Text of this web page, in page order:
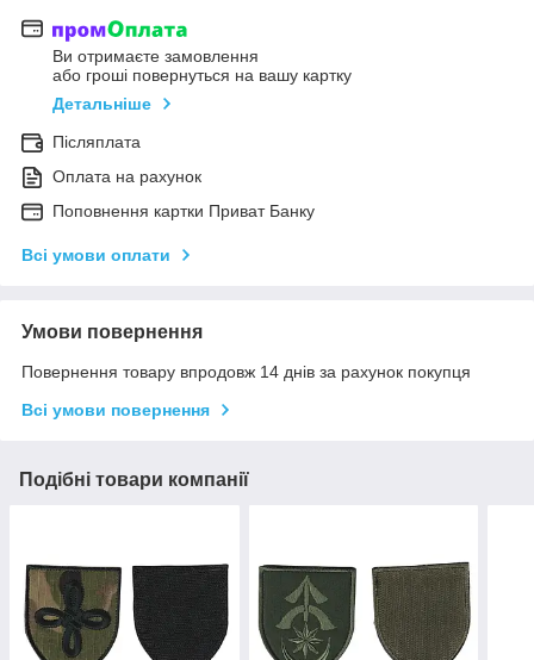
Ви отримаєте замовлення
або гроші повернуться на вашу картку
Детальніше
Післяплата
Оплата на рахунок
Поповнення картки Приват Банку
Всі умови оплати
Умови повернення
Повернення товару впродовж 14 днів за рахунок покупця
Всі умови повернення
Подібні товари компанії